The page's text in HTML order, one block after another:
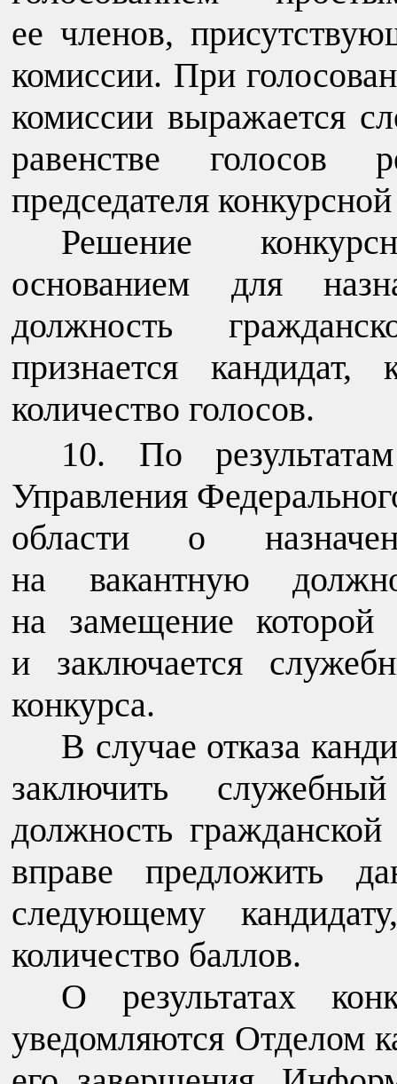
ее членов,
комиссии. При
комиссии выражается
равенстве голосов
председателя
Решение
основанием для
должность
признается
количество голосов.
По
Управления
области о
на вакантную
на замещение которой
и заключается
конкурса.
В случае отказа
заключить
должность
вправе предложить
следующему
количество баллов.
О результатах
уведомляются Отделом